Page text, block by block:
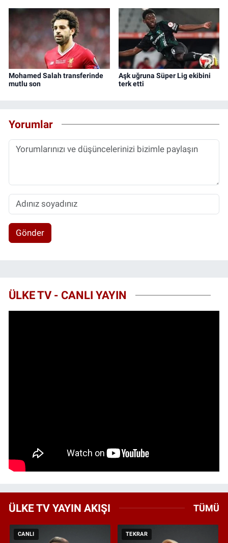
Mohamed Salah transferinde
mutlu son
Aşk uğruna Süper Lig ekibini
terk etti
Yorumlar
Gönder
ÜLKE TV - CANLI YAYIN
ÜLKE TV YAYIN AKIŞI TÜMÜ
CANLI TEKRAR